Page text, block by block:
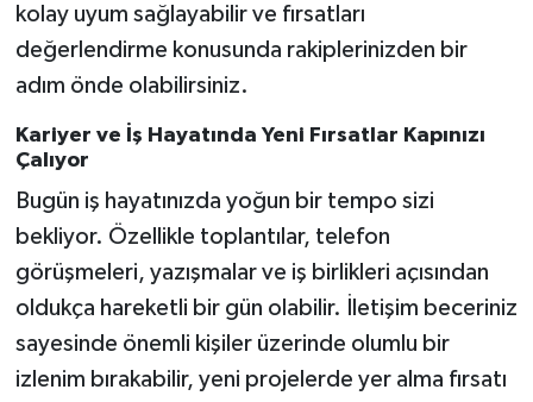
kolay uyum sağlayabilir ve fırsatları
değerlendirme konusunda rakiplerinizden bir
adım önde olabilirsiniz.
Kariyer ve İş Hayatında Yeni Fırsatlar Kapınızı
Çalıyor
Bugün iş hayatınızda yoğun bir tempo sizi
bekliyor. Özellikle toplantılar, telefon
görüşmeleri, yazışmalar ve iş birlikleri açısından
oldukça hareketli bir gün olabilir. İletişim beceriniz
sayesinde önemli kişiler üzerinde olumlu bir
izlenim bırakabilir, yeni projelerde yer alma fırsatı